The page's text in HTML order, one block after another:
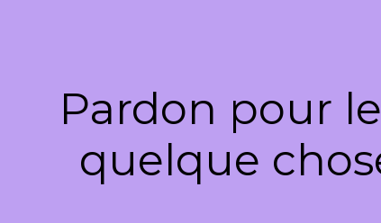
Pardon pour
quelque